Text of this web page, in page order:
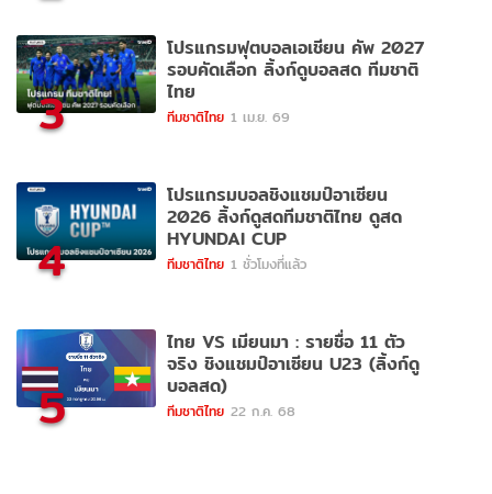
3
โปรแกรมฟุตบอลเอเชียน คัพ 2027
รอบคัดเลือก ลิ้งก์ดูบอลสด ทีมชาติ
ไทย
ทีมชาติไทย 1 เม.ย. 69
4
โปรแกรมบอลชิงแชมป์อาเซียน
2026 ลิ้งก์ดูสดทีมชาติไทย ดูสด
HYUNDAI CUP
ทีมชาติไทย 1 ชั่วโมงที่แล้ว
5
ไทย VS เมียนมา : รายชื่อ 11 ตัว
จริง ชิงแชมป์อาเซียน U23 (ลิ้งก์ดู
บอลสด)
ทีมชาติไทย 22 ก.ค. 68